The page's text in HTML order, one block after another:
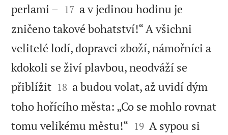
perlami – 

17 a v jedinou hodinu je
zničeno takové bohatství!“ A všichni
velitelé lodí, dopravci zboží, námořníci a
kdokoli se živí plavbou, neodváží se
přiblížit
18 a budou volat, až uvidí dým
toho hořícího města: „Co se mohlo rovnat
tomu velikému městu!“ 

19 A sypou si